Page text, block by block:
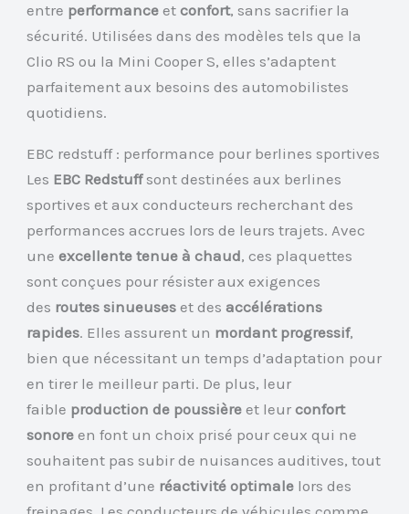
entre performance etconfort, sans sacrifier la
sécurité. Utilisées dans des modèles tels que la
Clio RS ou la Mini Cooper S, elles s’adaptent
parfaitement aux besoins des automobilistes
quotidiens.
EBC redstuff : performance pour berlines sportives
Les EBC Redstuffsont destinées aux berlines
sportives et aux conducteurs recherchant des
performances accrues lors de leurs trajets. Avec
uneexcellente tenue à chaud, ces plaquettes
sont conçues pour résister aux exigences
des routes sinueuses et desaccélérations
rapides. Elles assurent un mordant progressif,
bien que nécessitant un temps d’adaptation pour
en tirer le meilleur parti. De plus, leur
faible production de poussière et leurconfort
sonore en font un choix prisé pour ceux qui ne
souhaitent pas subir de nuisances auditives, tout
en profitant d’une réactivité optimale lors des